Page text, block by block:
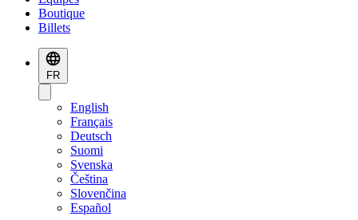
Boutique
Billets
FR
English
Français
Deutsch
Suomi
Svenska
Čeština
Slovenčina
Español